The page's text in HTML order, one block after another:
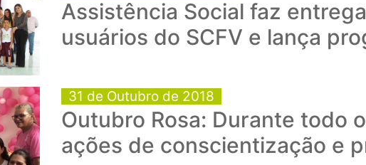
Assistência Social faz
usuários do SCFV e lança
31 de Outubro de 2018
Outubro Rosa: Durante todo
ações de conscientização e